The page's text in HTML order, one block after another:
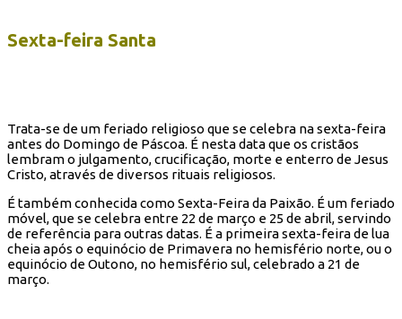
Sexta-feira Santa
Trata-se de um feriado religioso que se celebra na sexta-feira
antes do Domingo de Páscoa. É nesta data que os cristãos
lembram o julgamento, crucificação, morte e enterro de Jesus
Cristo, através de diversos rituais religiosos.
É também conhecida como Sexta-Feira da Paixão. É um feriado
móvel, que se celebra entre 22 de março e 25 de abril, servindo
de referência para outras datas. É a primeira sexta-feira de lua
cheia após o equinócio de Primavera no hemisfério norte, ou o
equinócio de Outono, no hemisfério sul, celebrado a 21 de
março.